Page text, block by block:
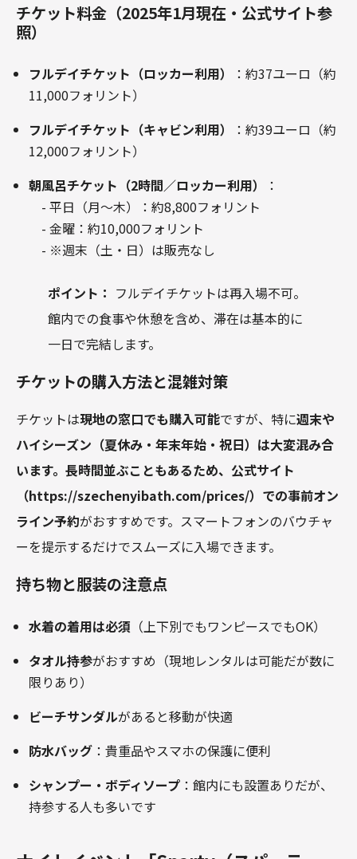
チケット料金（2025年1月現在・公式サイト参
照）
フルデイチケット（ロッカー利用）
：約37ユーロ（約
11,000フォリント）
フルデイチケット（キャビン利用）
：約39ユーロ（約
12,000フォリント）
朝風呂チケット（2時間／ロッカー利用）
：
- 平日（月～木）：約8,800フォリント
- 金曜：約10,000フォリント
- ※週末（土・日）は販売なし
ポイント： フルデイチケットは再入場不可。
館内での食事や休憩を含め、滞在は基本的に
一日で完結します。
チケットの購入方法と混雑対策
チケットは現地の窓口でも購入可能ですが、特に週末や
ハイシーズン（夏休み・年末年始・祝日） は大変混み合
います。長時間並ぶこともあるため、公式サイト
（https://szechenyibath.com/prices/）での事前オン
ライン予約がおすすめです。スマートフォンのバウチャ
ーを提示するだけでスムーズに入場できます。
持ち物と服装の注意点
水着の着用は必須 （上下別でもワンピースでもOK）
タオル持参がおすすめ（現地レンタルは可能だが数に
限りあり）
ビーチサンダルがあると移動が快適
防水バッグ ：貴重品やスマホの保護に便利
シャンプー・ボディソープ ：館内にも設置ありだが、
持参する人も多いです